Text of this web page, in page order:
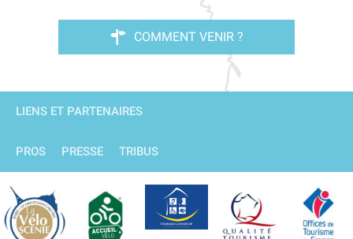
COMMENT VENIR ?
LIENS ET PARTENAIRES
PROS PRESSE TRIBUS